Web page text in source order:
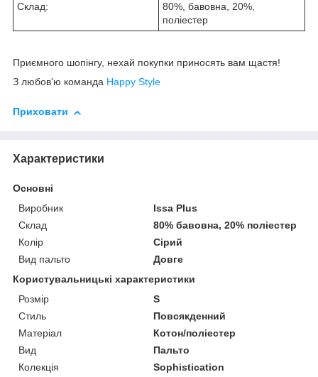
Склад:
80%, бавовна, 20%,
поліестер
Приємного шопінгу, нехай покупки приносять вам щастя!
З любов'ю команда Happy Style
Приховати
Характеристики
Основні
Виробник
Issa Plus
Склад
80% бавовна, 20% поліестер
Колір
Сірий
Вид пальто
Довге
Користувальницькі характеристики
Розмір
S
Стиль
Повсякденний
Матеріал
Котон/поліестер
Вид
Пальто
Колекція
Sophistication